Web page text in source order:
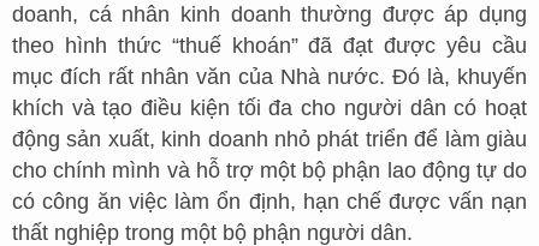
doanh, cá nhân kinh doanh thường được áp dụng
theo hình thức “thuế khoán” đã đạt được yêu cầu
mục đích rất nhân văn của Nhà nước. Đó là, khuyến
khích và tạo điều kiện tối đa cho người dân có hoạt
động sản xuất, kinh doanh nhỏ phát triển để làm giàu
cho chính mình và hỗ trợ một bộ phận lao động tự do
có công ăn việc làm ổn định, hạn chế được vấn nạn
thất nghiệp trong một bộ phận người dân.